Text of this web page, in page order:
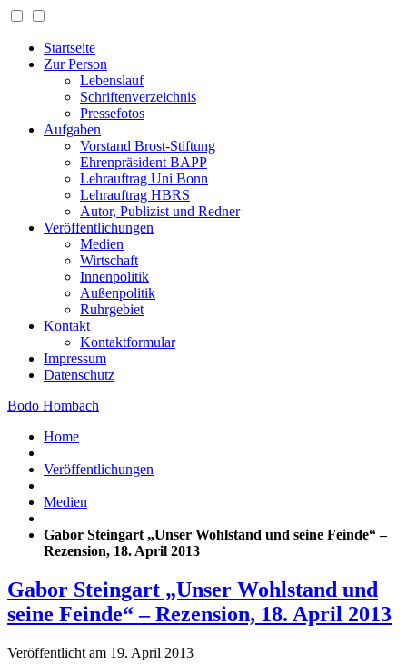
Startseite
Zur Person
Lebenslauf
Schriftenverzeichnis
Pressefotos
Aufgaben
Vorstand Brost-Stiftung
Ehrenpräsident BAPP
Lehrauftrag Uni Bonn
Lehrauftrag HBRS
Autor, Publizist und Redner
Veröffentlichungen
Medien
Wirtschaft
Innenpolitik
Außenpolitik
Ruhrgebiet
Kontakt
Kontaktformular
Impressum
Datenschutz
Bodo Hombach
Home
Veröffentlichungen
Medien
Gabor Steingart „Unser Wohlstand und seine Feinde“ –
Rezension, 18. April 2013
Gabor Steingart „Unser Wohlstand und
seine Feinde“ – Rezension, 18. April 2013
Veröffentlicht am 19. April 2013